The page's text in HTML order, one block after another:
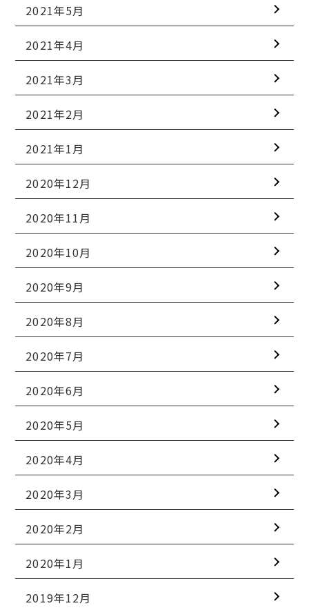
2021年5月
2021年4月
2021年3月
2021年2月
2021年1月
2020年12月
2020年11月
2020年10月
2020年9月
2020年8月
2020年7月
2020年6月
2020年5月
2020年4月
2020年3月
2020年2月
2020年1月
2019年12月